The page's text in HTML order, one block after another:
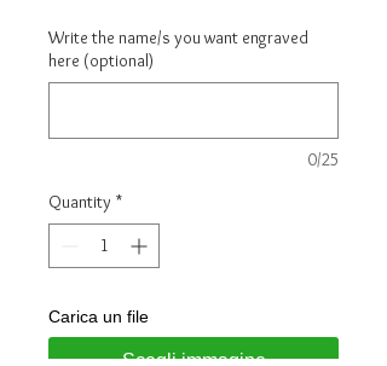
Write the name/s you want engraved
here (optional)
0/25
Quantity *
Carica un file
Scegli immagine